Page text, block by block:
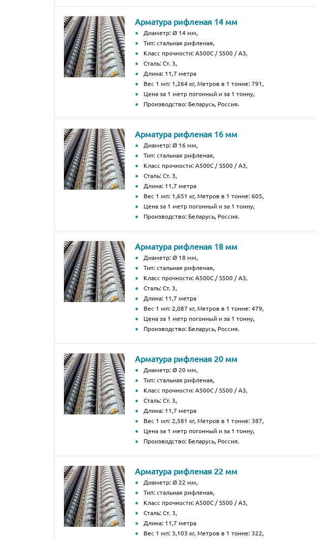
Арматура рифленая 14 мм
Диаметр: Ø 14 мм,
Тип: стальная рифленая,
Класс прочности: А500С / S500 / А3,
Сталь: Ст. 3,
Длина: 11,7 метра
Вес 1 мп: 1,264 кг, Метров в 1 тонне: 791,
Цена за 1 метр погонный и за 1 тонну,
Производство: Беларусь, Россия.
Арматура рифленая 16 мм
Диаметр: Ø 16 мм,
Тип: стальная рифленая,
Класс прочности: А500С / S500 / А3,
Сталь: Ст. 3,
Длина: 11,7 метра
Вес 1 мп: 1,651 кг, Метров в 1 тонне: 605,
Цена за 1 метр погонный и за 1 тонну,
Производство: Беларусь, Россия.
Арматура рифленая 18 мм
Диаметр: Ø 18 мм,
Тип: стальная рифленая,
Класс прочности: А500С / S500 / А3,
Сталь: Ст. 3,
Длина: 11,7 метра
Вес 1 мп: 2,087 кг, Метров в 1 тонне: 479,
Цена за 1 метр погонный и за 1 тонну,
Производство: Беларусь, Россия.
Арматура рифленая 20 мм
Диаметр: Ø 20 мм,
Тип: стальная рифленая,
Класс прочности: А500С / S500 / А3,
Сталь: Ст. 3,
Длина: 11,7 метра
Вес 1 мп: 2,581 кг, Метров в 1 тонне: 387,
Цена за 1 метр погонный и за 1 тонну,
Производство: Беларусь, Россия.
Арматура рифленая 22 мм
Диаметр: Ø 22 мм,
Тип: стальная рифленая,
Класс прочности: А500С / S500 / А3,
Сталь: Ст. 3,
Длина: 11,7 метра
Вес 1 мп: 3,103 кг, Метров в 1 тонне: 322,